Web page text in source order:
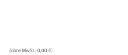
(ohne MwSt.: 0,00 €)